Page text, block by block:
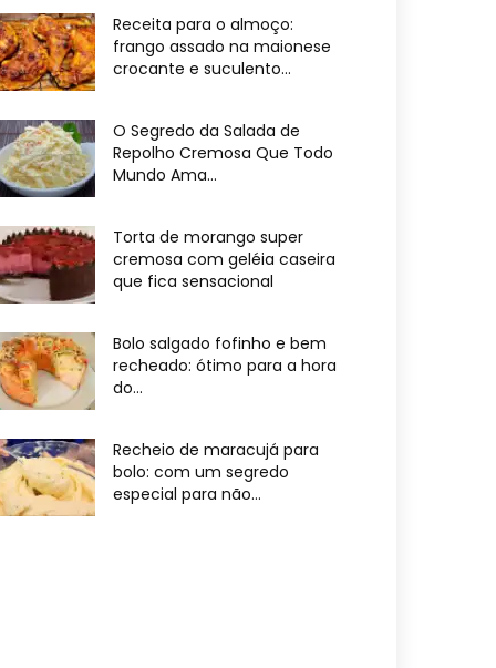
Receita para o almoço:
frango assado na maionese
crocante e suculento...
O Segredo da Salada de
Repolho Cremosa Que Todo
Mundo Ama...
Torta de morango super
cremosa com geléia caseira
que fica sensacional
Bolo salgado fofinho e bem
recheado: ótimo para a hora
do...
Recheio de maracujá para
bolo: com um segredo
especial para não...